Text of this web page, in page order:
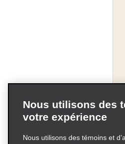
Nous utilisons des
votre expérience
Nous utilisons des témoins et